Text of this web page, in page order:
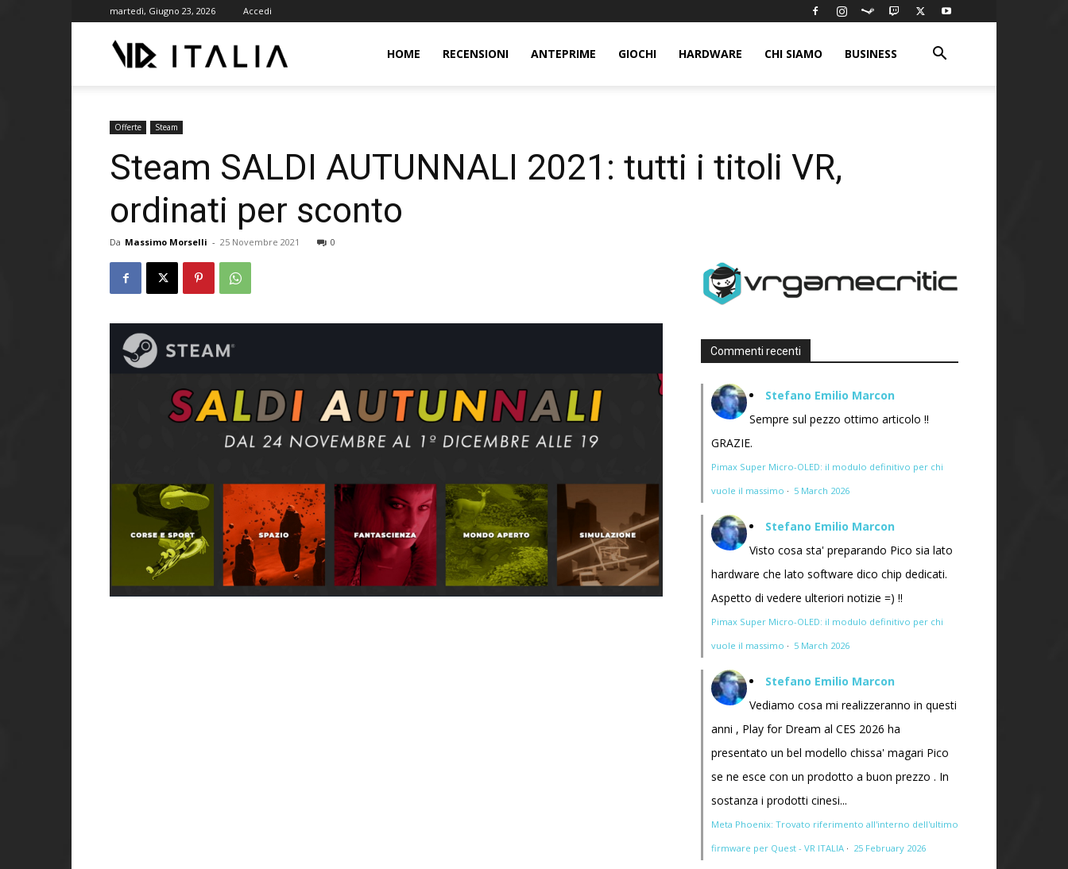
martedì, Giugno 23, 2026 Accedi
HOME RECENSIONI ANTEPRIME GIOCHI HARDWARE CHI SIAMO BUSINESS
Offerte Steam
Steam SALDI AUTUNNALI 2021: tutti i titoli VR,
ordinati per sconto
Da Massimo Morselli - 25 Novembre 2021 0
Commenti recenti
Stefano Emilio Marcon
Sempre sul pezzo ottimo articolo !!
GRAZIE.
Pimax Super Micro-OLED: il modulo definitivo per chi
vuole il massimo · 5 March 2026
Stefano Emilio Marcon
Visto cosa sta' preparando Pico sia lato
hardware che lato software dico chip dedicati.
Aspetto di vedere ulteriori notizie =) !!
Pimax Super Micro-OLED: il modulo definitivo per chi
vuole il massimo · 5 March 2026
Stefano Emilio Marcon
Vediamo cosa mi realizzeranno in questi
anni , Play for Dream al CES 2026 ha
presentato un bel modello chissa' magari Pico
se ne esce con un prodotto a buon prezzo . In
sostanza i prodotti cinesi...
Meta Phoenix: Trovato riferimento all'interno dell'ultimo
firmware per Quest - VR ITALIA · 25 February 2026